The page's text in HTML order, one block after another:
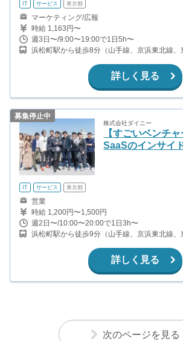
IT サービス 東京都
マーケティング/広報
時給 1,163円〜
週3日〜/9:00〜19:00で1日5h〜
浜松町駅から徒歩8分（山手線、京浜東北線、
分（都営浅草線、都営大江戸線）
詳しく見る
募集停止中
株式会社ダイニー
【すごいベンチ
SaaSのインサイ
IT サービス 東京都
営業
時給 1,200円〜1,500円
週2日〜/10:00〜20:00で1日3h〜
浜松町駅から徒歩9分（山手線、京浜東北線、
歩14分（ゆりかもめ）
詳しく見る
次のページを見る